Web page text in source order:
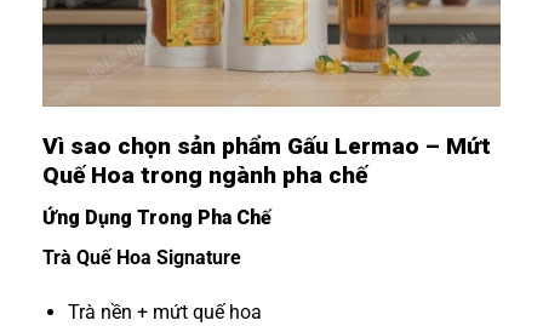
Vì sao chọn sản phẩm Gấu Lermao – Mứt
Quế Hoa trong ngành pha chế
Ứng Dụng Trong Pha Chế
Trà Quế Hoa Signature
Trà nền + mứt quế hoa